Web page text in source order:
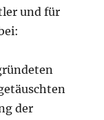
und für
der